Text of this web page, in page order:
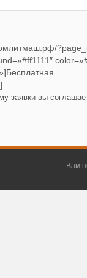
заявки вы
Вам